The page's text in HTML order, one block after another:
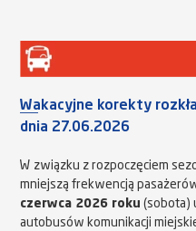
Wakacyjne korekty
dnia 27.06.2026
W związku z rozpoczęciem
mniejszą frekwencją
czerwca 2026 roku (sobota)
autobusów komunikacji